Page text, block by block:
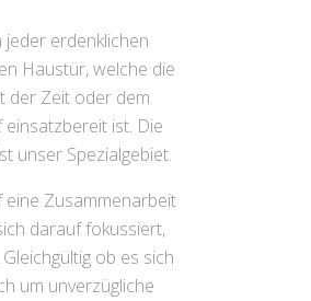
jeder erdenklichen
Haustür, welche die
der Zeit oder dem
ist. Die
unser Spezialgebiet.
eine Zusammenarbeit
darauf fokussiert,
ob es sich
um unverzügliche